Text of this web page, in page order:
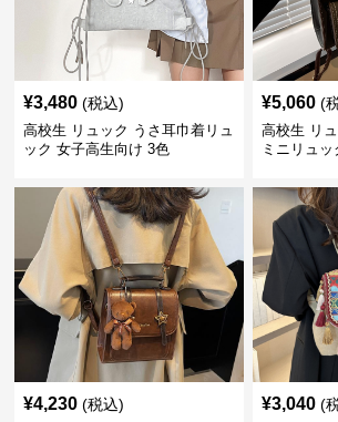
¥3,480 (税込)
高校生 リュック うさ耳巾着リュ
ック 女子高生向け 3色
¥5,060 (
高校生 リ
ミニリュ
¥4,230 (税込) ¥3,040 (